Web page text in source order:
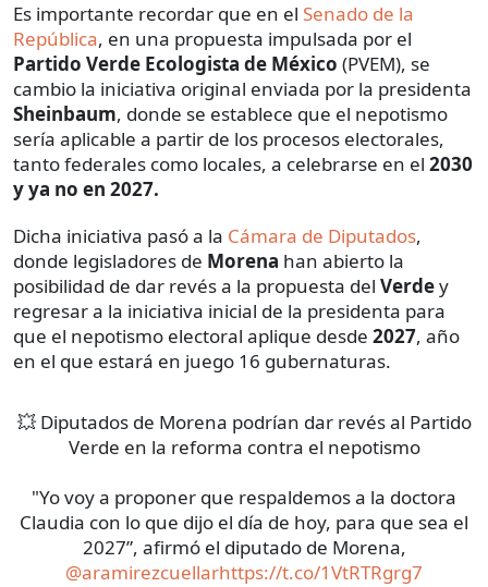
Es importante recordar que en el Senado de la
República, en una propuesta impulsada por el
Partido Verde Ecologista de México (PVEM), se
cambio la iniciativa original enviada por la presidenta
Sheinbaum, donde se establece que el nepotismo
sería aplicable a partir de los procesos electorales,
tanto federales como locales, a celebrarse en el 2030
y ya no en 2027.
Dicha iniciativa pasó a la Cámara de Diputados,
donde legisladores de Morena han abierto la
posibilidad de dar revés a la propuesta del Verdey
regresar a la iniciativa inicial de la presidenta para
que el nepotismo electoral aplique desde 2027, año
en el que estará en juego 16 gubernaturas.
💥 Diputados de Morena podrían dar revés al Partido
Verde en la reforma contra el nepotismo
"Yo voy a proponer que respaldemos a la doctora
Claudia con lo que dijo el día de hoy, para que sea el
2027”, afirmó el diputado de Morena,
@aramirezcuellarhttps://t.co/1VtRTRgrg7